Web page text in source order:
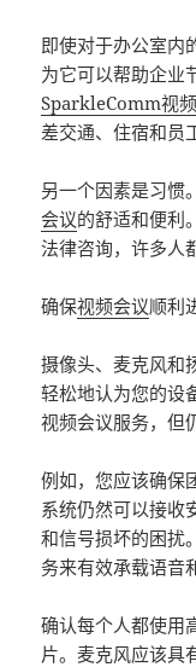
即使对于办公室内
为它可以帮助企业
SparkleComm视
差交通、住宿和员
另一个因素是习惯
会议的舒适和便利
法律咨询，许多人
确保视频会议顺利
摄像头、麦克风和
轻松地认为您的设
视频会议服务，但
例如，您应该确保
系统仍然可以接收
和信号损坏的困扰
务来有效承载语音
确认每个人都使用
片。麦克风应该具